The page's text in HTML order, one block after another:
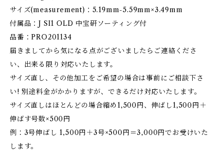
サイズ(measurement)：5.19mm-5.59mm×3.49mm
付属品：J SI1 OLD 中宝研ソーティング付
品番：PRO201134
届きましてから気になる点がございましたらご連絡くださ
い、出来る限り対応いたします。
サイズ直し、その他加工をご希望の場合は事前にご相談下さ
い! 別途料金がかかりますが、できるだけ対応いたします。
サイズ直しはほとんどの場合縮め1,500円、伸ばし1,500円＋
伸ばす号数×500円
例：3号伸ばし 1,500円＋3号×500円＝3,000円でお受けいた
します。